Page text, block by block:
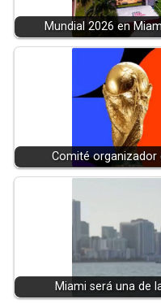
Mundial 2026 en
Comité
Miami será una de